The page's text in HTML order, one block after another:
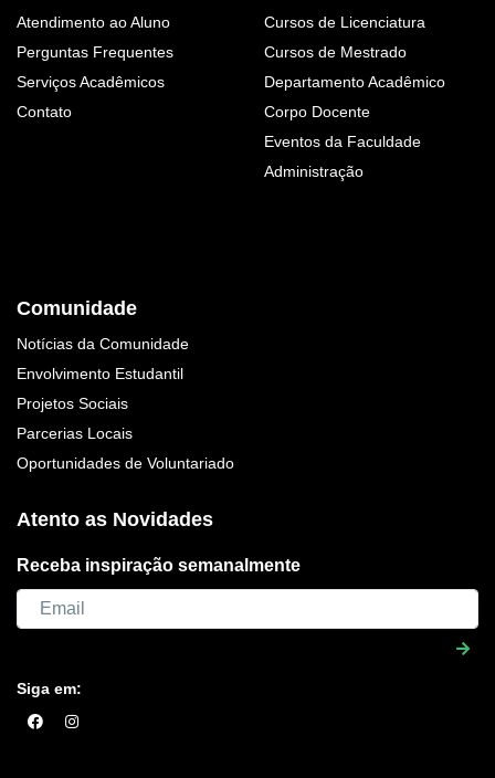
Atendimento ao Aluno
Perguntas Frequentes
Serviços Acadêmicos
Contato
Cursos de Licenciatura
Cursos de Mestrado
Departamento Acadêmico
Corpo Docente
Eventos da Faculdade
Administração
Comunidade
Notícias da Comunidade
Envolvimento Estudantil
Projetos Sociais
Parcerias Locais
Oportunidades de Voluntariado
Atento as Novidades
Receba inspiração semanalmente
Siga em: